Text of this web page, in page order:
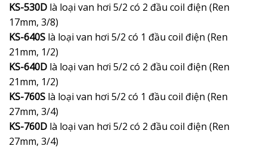
KS-530D là loại van hơi 5/2 có 2 đầu coil điện (Ren
17mm, 3/8)
KS-640S là loại van hơi 5/2 có 1 đầu coil điện (Ren
21mm, 1/2)
KS-640D là loại van hơi 5/2 có 2 đầu coil điện (Ren
21mm, 1/2)
KS-760S là loại van hơi 5/2 có 1 đầu coil điện (Ren
27mm, 3/4)
KS-760D là loại van hơi 5/2 có 2 đầu coil điện (Ren
27mm, 3/4)